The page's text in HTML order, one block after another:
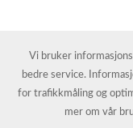
Vi bruker
bedre service.
for trafikkmåling og
mer om vår